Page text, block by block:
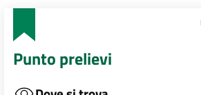
Punto prelievi